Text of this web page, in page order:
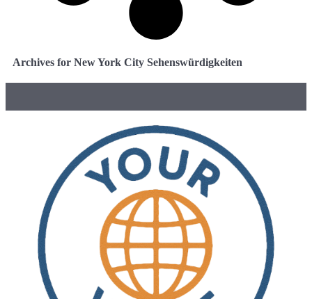
Archives for New York City Sehenswürdigkeiten